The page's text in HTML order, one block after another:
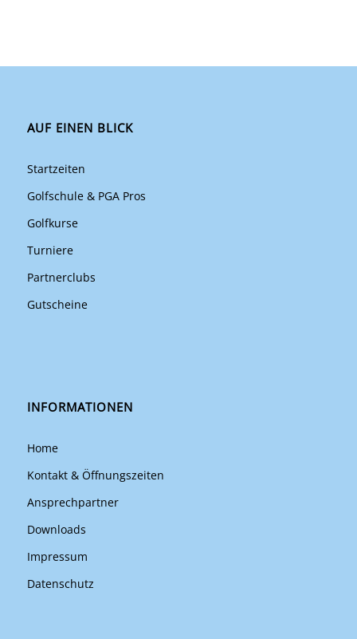
AUF EINEN BLICK
Startzeiten
Golfschule & PGA Pros
Golfkurse
Turniere
Partnerclubs
Gutscheine
INFORMATIONEN
Home
Kontakt & Öffnungszeiten
Ansprechpartner
Downloads
Impressum
Datenschutz